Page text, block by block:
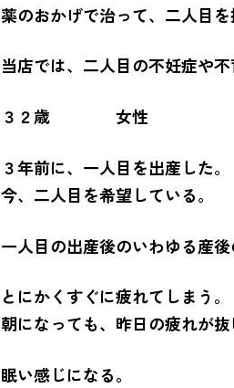
薬のおかげで治って、二人目を
当店では、二人目の不妊症や
３２歳 女性
３年前に、一人目を出産した。
今、二人目を希望している。
一人目の出産後のいわゆる産
とにかくすぐに疲れてしまう。
朝になっても、昨日の疲れが抜
眠い感じになる。